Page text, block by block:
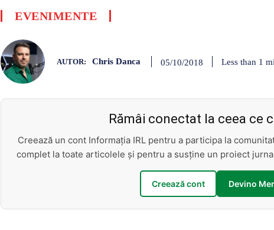
EVENIMENTE
AUTOR: Chris Danca 05/10/2018 Less than 1
Rămâi conectat la ceea ce
Creează un cont Informația IRL pentru a participa la
complet la toate articolele și pentru a susține un proiect
Creează cont Devino